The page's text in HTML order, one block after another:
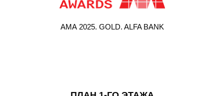
АМА 2025. GOLD. ALFA BANK